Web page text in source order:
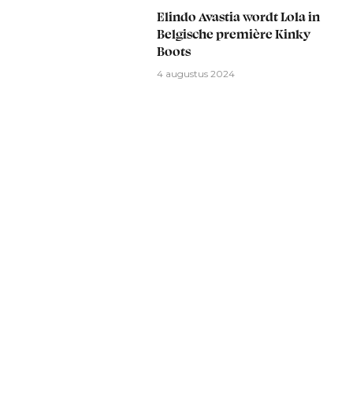
Elindo Avastia wordt Lola in
Belgische première Kinky
Boots
4 augustus 2024